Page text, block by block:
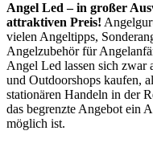
Angel Led – in großer
attraktiven Preis!
vielen Angeltipps,
Angelzubehör für
Angel Led lassen sich zwar
und Outdoorshops kaufen,
stationären Handeln in der
das begrenzte Angebot ein
möglich ist.